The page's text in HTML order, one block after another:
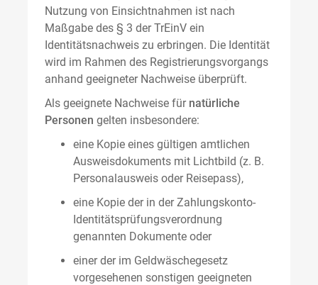
Nutzung von Einsichtnahmen ist nach
Maßgabe des § 3 der TrEinV ein
Identitätsnachweis zu erbringen. Die Identität
wird im Rahmen des Registrierungsvorgangs
anhand geeigneter Nachweise überprüft.
Als geeignete Nachweise für natürliche
Personen gelten insbesondere:
eine Kopie eines gültigen amtlichen
Ausweisdokuments mit Lichtbild (z. B.
Personalausweis oder Reisepass),
eine Kopie der in der Zahlungskonto-
Identitätsprüfungsverordnung
genannten Dokumente oder
einer der im Geldwäschegesetz
vorgesehenen sonstigen geeigneten